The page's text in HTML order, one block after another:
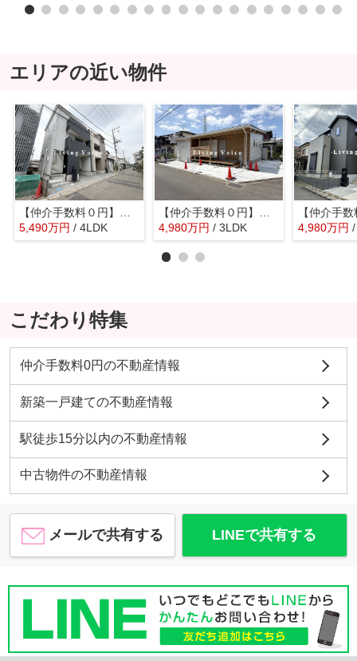
エリアの近い物件
【仲介手数料０円】相模原市南区相模大野1丁目1期 新築一戸建て 全2棟
5,490万円 / 4LDK
【仲介手数料０円】相模原市南区新戸 新築平屋建て
4,980万円 / 3LDK 4,980万円
こだわり特集
仲介手数料0円の不動産情報
新築一戸建ての不動産情報
駅徒歩15分以内の不動産情報
中古物件の不動産情報
メールで共有する LINEで共有する